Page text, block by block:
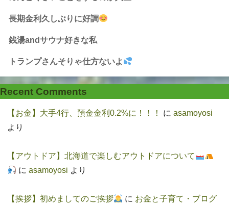
長期金利久しぶりに好調
銭湯andサウナ好きな私
トランプさんそりゃ仕方ないよ
Recent Comments
【お金】大手4行、預金金利0.2%に！！！ に asamoyosi
より
【アウトドア】北海道で楽しむアウトドアについて
に asamoyosi より
【挨拶】初めましてのご挨拶 に お金と子育て・ブログ